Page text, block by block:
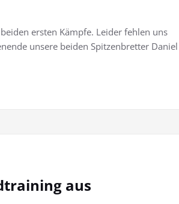
ersten Kämpfe. Leider fehlen uns
unsere beiden Spitzenbretter Daniel
aus